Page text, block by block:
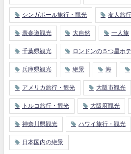
シンガポール旅行・観光 友人旅行
表参道観光 大自然 一人旅
千葉県観光 ロンドンの５つ星ホ
兵庫県観光 絶景 海
アメリカ旅行・観光 大阪市観光
トルコ旅行・観光 大阪府観光
神奈川県観光 ハワイ旅行・観光
日本国内の絶景